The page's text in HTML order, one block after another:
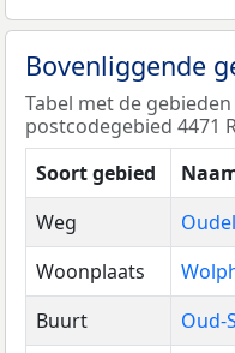
Bovenliggende
Tabel met de
postcodegebied 4471
Soort gebied
Weg
Woonplaats
Buurt
Oud-